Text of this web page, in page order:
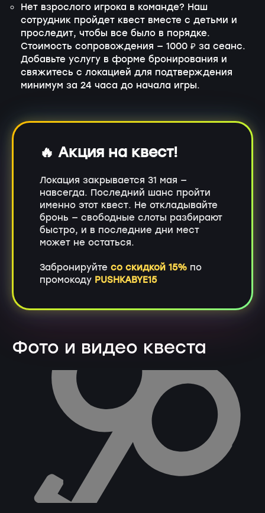
Нет взрослого игрока в команде? Наш
сотрудник пройдет квест вместе с детьми и
проследит, чтобы все было в порядке.
Стоимость сопровождения — 1000 ₽ за сеанс.
Добавьте услугу в форме бронирования и
свяжитесь с локацией для подтверждения
минимум за 24 часа до начала игры.
🔥 Акция на квест!
Локация закрывается 31 мая —
навсегда. Последний шанс пройти
именно этот квест. Не откладывайте
бронь — свободные слоты разбирают
быстро, и в последние дни мест
может не остаться.
Забронируйте со скидкой 15% по
промокоду PUSHKABYE15
Фото и видео квеста